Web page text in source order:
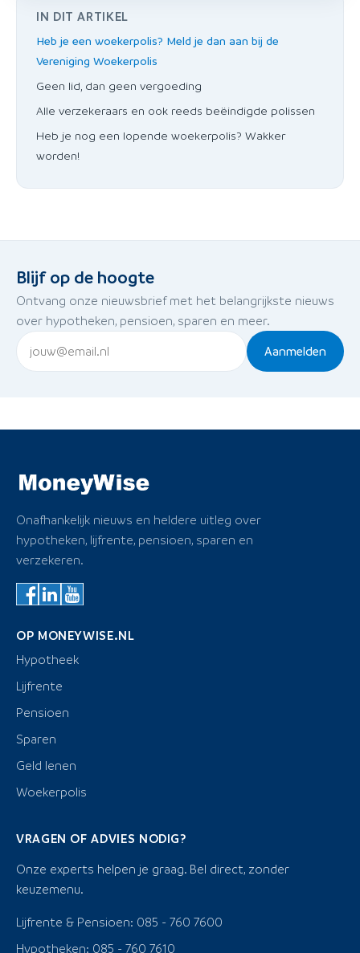
IN DIT ARTIKEL
Heb je een woekerpolis? Meld je dan aan bij de
Vereniging Woekerpolis
Geen lid, dan geen vergoeding
Alle verzekeraars en ook reeds beëindigde polissen
Heb je nog een lopende woekerpolis? Wakker
worden!
Blijf op de hoogte
Ontvang onze nieuwsbrief met het belangrijkste nieuws
over hypotheken, pensioen, sparen en meer.
Aanmelden
Onafhankelijk nieuws en heldere uitleg over
hypotheken, lijfrente, pensioen, sparen en
verzekeren.
OP MONEYWISE.NL
Hypotheek
Lijfrente
Pensioen
Sparen
Geld lenen
Woekerpolis
VRAGEN OF ADVIES NODIG?
Onze experts helpen je graag. Bel direct, zonder
keuzemenu.
Lijfrente & Pensioen: 085 - 760 7600
Hypotheken: 085 - 760 7610